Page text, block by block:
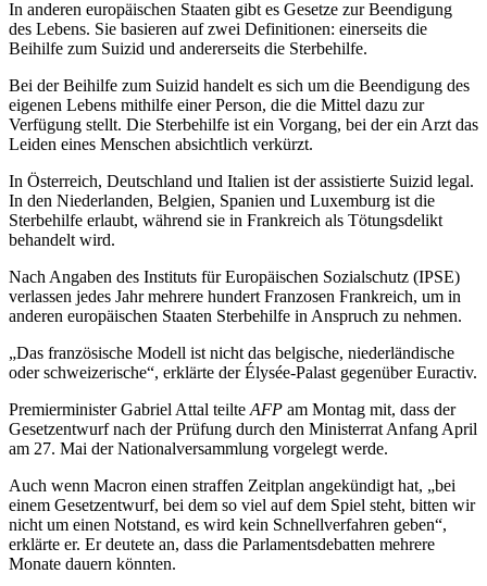
In anderen europäischen Staaten gibt es Gesetze zur Beendigung
des Lebens. Sie basieren auf zwei Definitionen: einerseits die
Beihilfe zum Suizid und andererseits die Sterbehilfe.
Bei der Beihilfe zum Suizid handelt es sich um die Beendigung des
eigenen Lebens mithilfe einer Person, die die Mittel dazu zur
Verfügung stellt. Die Sterbehilfe ist ein Vorgang, bei der ein Arzt das
Leiden eines Menschen absichtlich verkürzt.
In Österreich, Deutschland und Italien ist der assistierte Suizid legal.
In den Niederlanden, Belgien, Spanien und Luxemburg ist die
Sterbehilfe erlaubt, während sie in Frankreich als Tötungsdelikt
behandelt wird.
Nach Angaben des Instituts für Europäischen Sozialschutz (IPSE)
verlassen jedes Jahr mehrere hundert Franzosen Frankreich, um in
anderen europäischen Staaten Sterbehilfe in Anspruch zu nehmen.
„Das französische Modell ist nicht das belgische, niederländische
oder schweizerische“, erklärte der Élysée-Palast gegenüber Euractiv.
Premierminister Gabriel Attal teilte AFP am Montag mit, dass der
Gesetzentwurf nach der Prüfung durch den Ministerrat Anfang April
am 27. Mai der Nationalversammlung vorgelegt werde.
Auch wenn Macron einen straffen Zeitplan angekündigt hat, „bei
einem Gesetzentwurf, bei dem so viel auf dem Spiel steht, bitten wir
nicht um einen Notstand, es wird kein Schnellverfahren geben“,
erklärte er. Er deutete an, dass die Parlamentsdebatten mehrere
Monate dauern könnten.